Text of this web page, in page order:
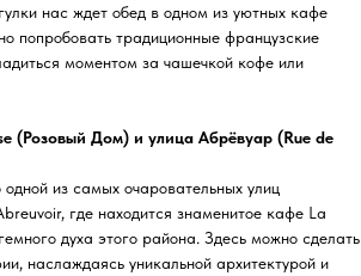
нас ждет обед в одном из уютных кафе
попробовать традиционные французские
моментом за чашечкой кофе или
(Розовый Дом) и улица Абрёвуар (Rue de
из самых очаровательных улиц
где находится знаменитое кафе La
духа этого района. Здесь можно сделать
наслаждаясь уникальной архитектурой и